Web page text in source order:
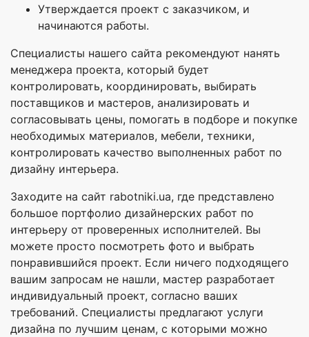
Утверждается проект с заказчиком, и
начинаются работы.
Специалисты нашего сайта рекомендуют нанять
менеджера проекта, который будет
контролировать, координировать, выбирать
поставщиков и мастеров, анализировать и
согласовывать цены, помогать в подборе и покупке
необходимых материалов, мебели, техники,
контролировать качество выполненных работ по
дизайну интерьера.
Заходите на сайт rabotniki.ua, где представлено
большое портфолио дизайнерских работ по
интерьеру от проверенных исполнителей. Вы
можете просто посмотреть фото и выбрать
понравившийся проект. Если ничего подходящего
вашим запросам не нашли, мастер разработает
индивидуальный проект, согласно ваших
требований. Специалисты предлагают услуги
дизайна по лучшим ценам, с которыми можно